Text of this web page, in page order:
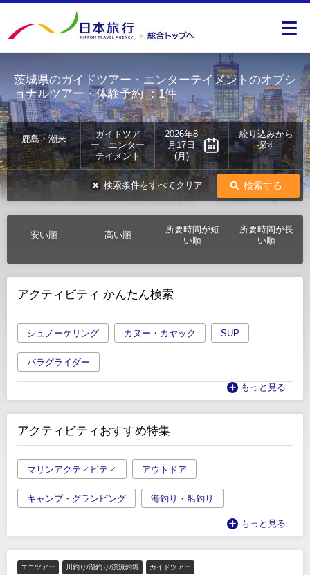
茨城県のガイドツアー・エンターテイメントのオプシ
ョナルツアー・体験予約：1件
鹿島・潮来
ガイドツア
ー・エンター
テイメント
2026年8
月17日
(月)
絞り込みから
探す
検索する
検索条件をすべてクリア
安い順 高い順
所要時間が短
い順
所要時間が長
い順
アクティビティ かんたん検索
シュノーケリング カヌー・カヤック SUP
パラグライダー
もっと見る
アクティビティおすすめ特集
マリンアクティビティ アウトドア
キャンプ・グランピング 海釣り・船釣り
もっと見る
エコツアー 川釣り/湖釣り/渓流釣堀
ガイドツアー